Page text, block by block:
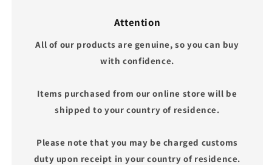
Attention
All of our products are genuine, so you can buy
with confidence.
Items purchased from our online store will be
shipped to your country of residence.
Please note that you may be charged customs
duty upon receipt in your country of residence.